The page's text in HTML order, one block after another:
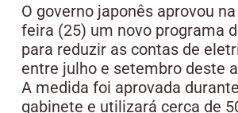
O governo japonês aprovou
feira (25) um novo programa
para reduzir as contas de
entre julho e setembro deste
A medida foi aprovada
gabinete e utilizará cerca de